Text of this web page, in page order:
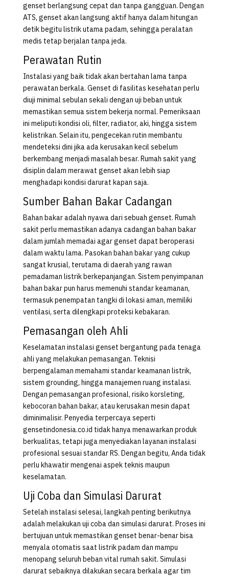
genset berlangsung cepat dan tanpa gangguan. Dengan
ATS, genset akan langsung aktif hanya dalam hitungan
detik begitu listrik utama padam, sehingga peralatan
medis tetap berjalan tanpa jeda.
Perawatan Rutin
Instalasi yang baik tidak akan bertahan lama tanpa
perawatan berkala. Genset di fasilitas kesehatan perlu
diuji minimal sebulan sekali dengan uji beban untuk
memastikan semua sistem bekerja normal. Pemeriksaan
ini meliputi kondisi oli, filter, radiator, aki, hingga sistem
kelistrikan. Selain itu, pengecekan rutin membantu
mendeteksi dini jika ada kerusakan kecil sebelum
berkembang menjadi masalah besar. Rumah sakit yang
disiplin dalam merawat genset akan lebih siap
menghadapi kondisi darurat kapan saja.
Sumber Bahan Bakar Cadangan
Bahan bakar adalah nyawa dari sebuah genset. Rumah
sakit perlu memastikan adanya cadangan bahan bakar
dalam jumlah memadai agar genset dapat beroperasi
dalam waktu lama. Pasokan bahan bakar yang cukup
sangat krusial, terutama di daerah yang rawan
pemadaman listrik berkepanjangan. Sistem penyimpanan
bahan bakar pun harus memenuhi standar keamanan,
termasuk penempatan tangki di lokasi aman, memiliki
ventilasi, serta dilengkapi proteksi kebakaran.
Pemasangan oleh Ahli
Keselamatan instalasi genset bergantung pada tenaga
ahli yang melakukan pemasangan. Teknisi
berpengalaman memahami standar keamanan listrik,
sistem grounding, hingga manajemen ruang instalasi.
Dengan pemasangan profesional, risiko korsleting,
kebocoran bahan bakar, atau kerusakan mesin dapat
diminimalisir. Penyedia terpercaya seperti
gensetindonesia.co.id tidak hanya menawarkan produk
berkualitas, tetapi juga menyediakan layanan instalasi
profesional sesuai standar RS. Dengan begitu, Anda tidak
perlu khawatir mengenai aspek teknis maupun
keselamatan.
Uji Coba dan Simulasi Darurat
Setelah instalasi selesai, langkah penting berikutnya
adalah melakukan uji coba dan simulasi darurat. Proses ini
bertujuan untuk memastikan genset benar-benar bisa
menyala otomatis saat listrik padam dan mampu
menopang seluruh beban vital rumah sakit. Simulasi
darurat sebaiknya dilakukan secara berkala agar tim